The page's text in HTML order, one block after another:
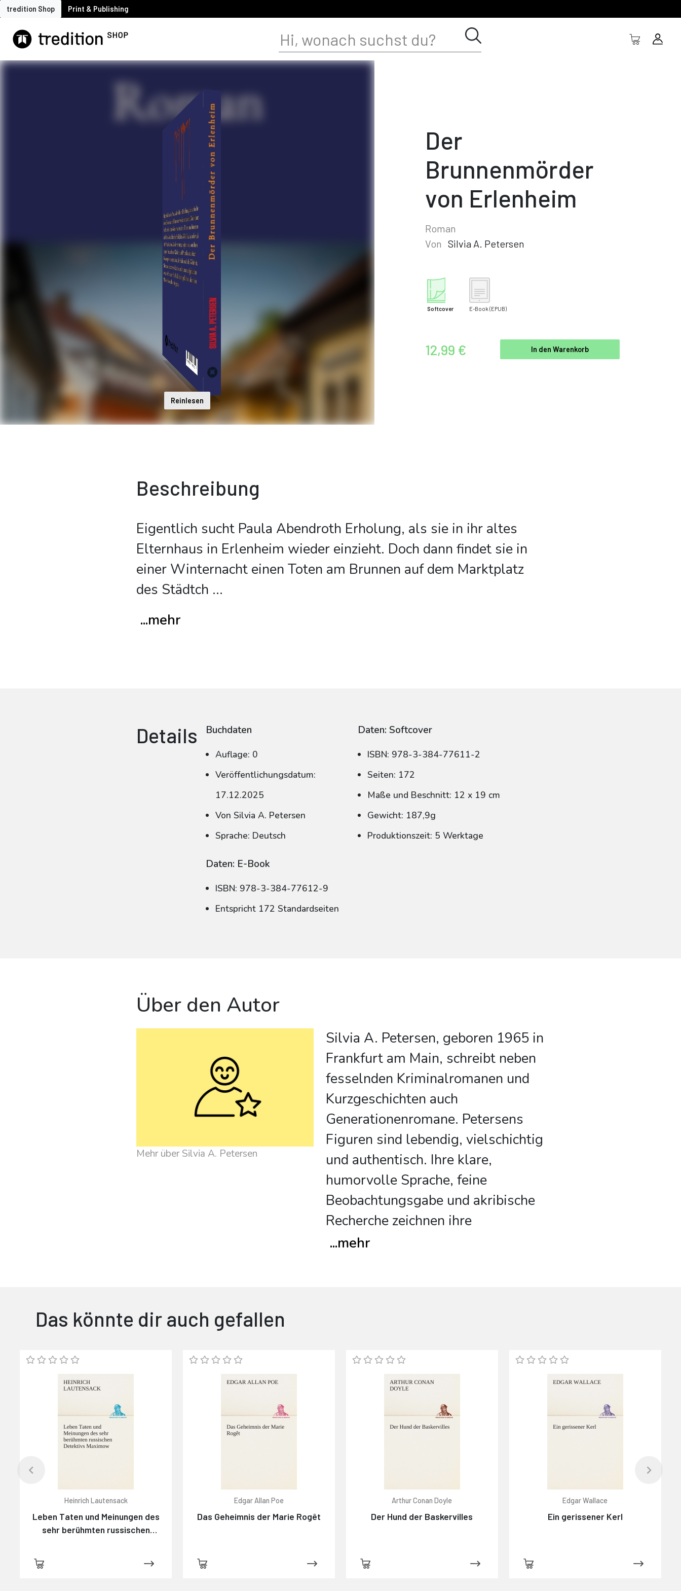
tredition Shop Print & Publishing
Reinlesen
Der
Brunnenmörder
von Erlenheim
Roman
Von Silvia A. Petersen
Softcover E-Book (EPUB)
12,99 € In den Warenkorb
Beschreibung
Eigentlich sucht Paula Abendroth Erholung, als sie in ihr altes
Elternhaus in Erlenheim wieder einzieht. Doch dann findet sie in
einer Winternacht einen Toten am Brunnen auf dem Marktplatz
des Städtch ...
...mehr
Details Buchdaten
Auflage: 0
Veröffentlichungsdatum:
17.12.2025
Von Silvia A. Petersen
Sprache: Deutsch
Daten: Softcover
ISBN: 978-3-384-77611-2
Seiten: 172
Maße und Beschnitt: 12 x 19 cm
Gewicht: 187,9g
Produktionszeit: 5 Werktage
Daten: E-Book
ISBN: 978-3-384-77612-9
Entspricht 172 Standardseiten
Über den Autor
Mehr über Silvia A. Petersen
Silvia A. Petersen, geboren 1965 in
Frankfurt am Main, schreibt neben
fesselnden Kriminalromanen und
Kurzgeschichten auch
Generationenromane. Petersens
Figuren sind lebendig, vielschichtig
und authentisch. Ihre klare,
humorvolle Sprache, feine
Beobachtungsgabe und akribische
Recherche zeichnen ihre
...mehr
Das könnte dir auch gefallen
Heinrich Lautensack
Leben Taten und Meinungen des
sehr berühmten russischen
Edgar Allan Poe
Das Geheimnis der Marie Rogêt
Arthur Conan Doyle
Der Hund der Baskervilles
Edgar Wallace
Ein gerissener Kerl